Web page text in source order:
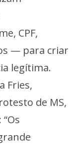
CPF,
— para criar
legítima.
Fries,
de MS,